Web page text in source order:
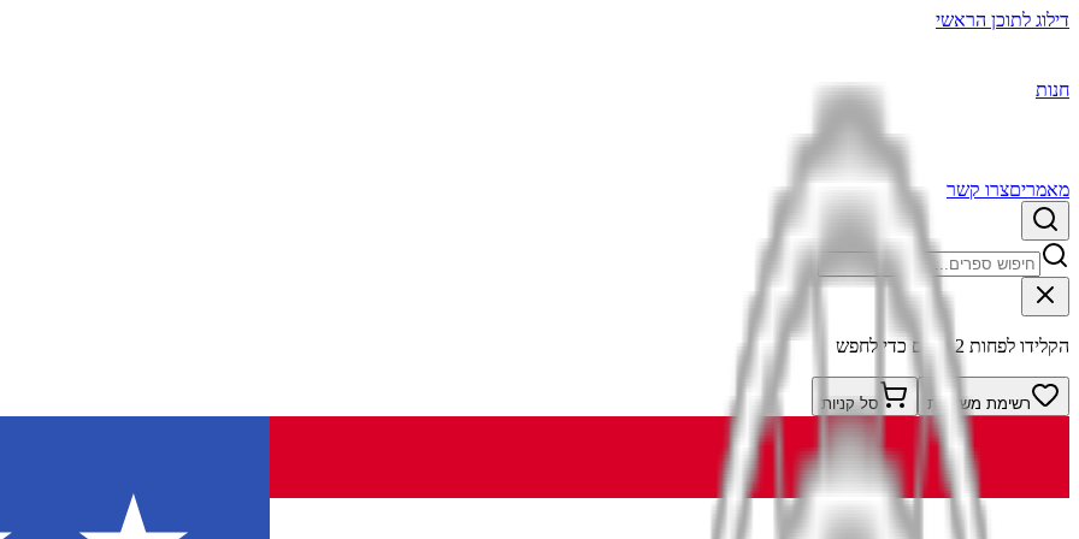
דילוג לתוכן הראשי
חנות
מאמריםצרו קשר
הקלידו לפחות 2 תווים כדי לחפש
רשימת משאלות סל קניות